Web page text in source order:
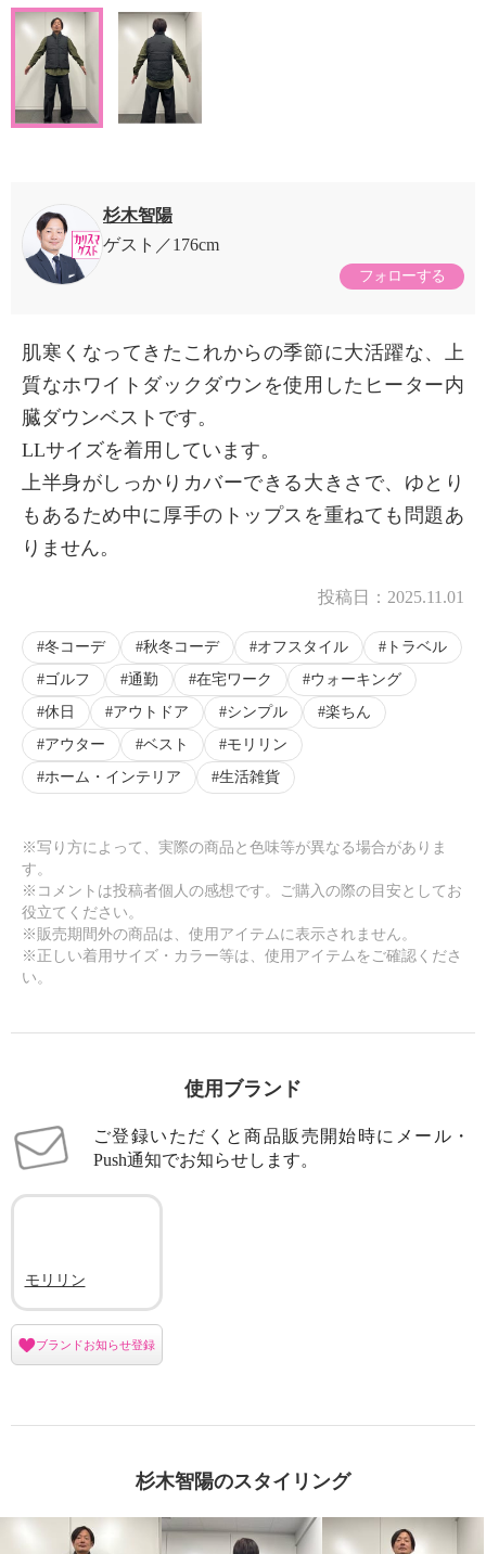
杉木智陽
ゲスト
176cm
フォローする
肌寒くなってきたこれからの季節に大活躍な、上
質なホワイトダックダウンを使用したヒーター内
臓ダウンベストです。
LLサイズを着用しています。
上半身がしっかりカバーできる大きさで、ゆとり
もあるため中に厚手のトップスを重ねても問題あ
りません。
投稿日： 2025.11.01
冬コーデ 秋冬コーデ オフスタイル
トラベル
ゴルフ
通勤 在宅ワーク
ウォーキング
休日
アウトドア シンプル
楽ちん
アウター
ベスト
モリリン
ホーム・インテリア
生活雑貨
※写り方によって、実際の商品と色味等が異なる場合がありま
す。
※コメントは投稿者個人の感想です。ご購入の際の目安としてお
役立てください。
※販売期間外の商品は、使用アイテムに表示されません。
※正しい着用サイズ・カラー等は、使用アイテムをご確認くださ
い。
使用ブランド
ご登録いただくと商品販売開始時にメール・
Push通知でお知らせします。
モリリン
ブランドお知らせ登録
杉木智陽のスタイリング